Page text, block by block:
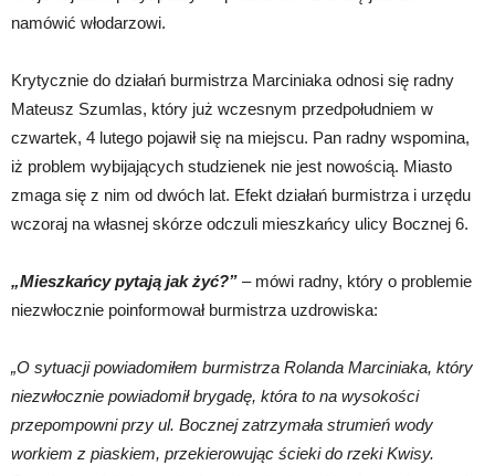
namówić włodarzowi.
Krytycznie do działań burmistrza Marciniaka odnosi się radny
Mateusz Szumlas, który już wczesnym przedpołudniem w
czwartek, 4 lutego pojawił się na miejscu. Pan radny wspomina,
iż problem wybijających studzienek nie jest nowością. Miasto
zmaga się z nim od dwóch lat. Efekt działań burmistrza i urzędu
wczoraj na własnej skórze odczuli mieszkańcy ulicy Bocznej 6.
„Mieszkańcy pytają jak żyć?” – mówi radny, który o problemie
niezwłocznie poinformował burmistrza uzdrowiska:
„O sytuacji powiadomiłem burmistrza Rolanda Marciniaka, który
niezwłocznie powiadomił brygadę, która to na wysokości
przepompowni przy ul. Bocznej zatrzymała strumień wody
workiem z piaskiem, przekierowując ścieki do rzeki Kwisy.